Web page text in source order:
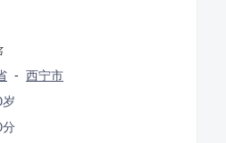
- 西宁市